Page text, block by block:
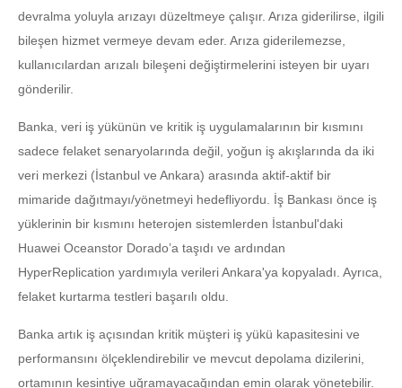
devralma yoluyla arızayı düzeltmeye çalışır. Arıza giderilirse, ilgili
bileşen hizmet vermeye devam eder. Arıza giderilemezse,
kullanıcılardan arızalı bileşeni değiştirmelerini isteyen bir uyarı
gönderilir.
Banka, veri iş yükünün ve kritik iş uygulamalarının bir kısmını
sadece felaket senaryolarında değil, yoğun iş akışlarında da iki
veri merkezi (İstanbul ve Ankara) arasında aktif-aktif bir
mimaride dağıtmayı/yönetmeyi hedefliyordu. İş Bankası önce iş
yüklerinin bir kısmını heterojen sistemlerden İstanbul'daki
Huawei Oceanstor Dorado’a taşıdı ve ardından
HyperReplication yardımıyla verileri Ankara'ya kopyaladı. Ayrıca,
felaket kurtarma testleri başarılı oldu.
Banka artık iş açısından kritik müşteri iş yükü kapasitesini ve
performansını ölçeklendirebilir ve mevcut depolama dizilerini,
ortamının kesintiye uğramayacağından emin olarak yönetebilir.